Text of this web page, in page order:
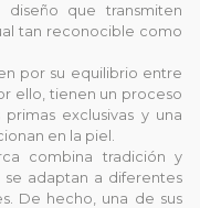
que transmiten
tan reconocible como
por su equilibrio entre
ello, tienen un proceso
exclusivas y una
en la piel.
combina tradición y
se adaptan a diferentes
De hecho, una de sus